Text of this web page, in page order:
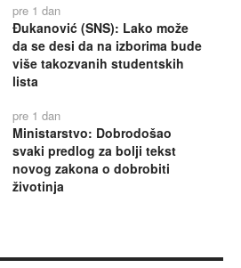
pre 1 dan
Đukanović (SNS): Lako može
da se desi da na izborima bude
više takozvanih studentskih
lista
pre 1 dan
Ministarstvo: Dobrodošao
svaki predlog za bolji tekst
novog zakona o dobrobiti
životinja